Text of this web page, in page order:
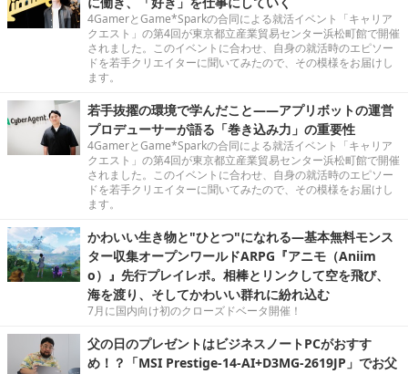
4GamerとGame*Sparkの合同による就活イベント「キャリア
クエスト」の第4回が東京都立産業貿易センター浜松町館で開催
されました。このイベントに合わせ、自身の就活時のエピソー
ドを若手クリエイターに聞いてみたので、その模様をお届けし
ます。
若手抜擢の環境で学んだこと――アプリボットの運営
プロデューサーが語る「巻き込み力」の重要性
4GamerとGame*Sparkの合同による就活イベント「キャリア
クエスト」の第4回が東京都立産業貿易センター浜松町館で開催
されました。このイベントに合わせ、自身の就活時のエピソー
ドを若手クリエイターに聞いてみたので、その模様をお届けし
ます。
かわいい生き物と"ひとつ"になれる―基本無料モンス
ター収集オープンワールドARPG『アニモ（Aniim
o）』先行プレイレポ。相棒とリンクして空を飛び、
海を渡り、そしてかわいい群れに紛れ込む
7月に国内向け初のクローズドベータ開催！
父の日のプレゼントはビジネスノートPCがおすす
め！？「MSI Prestige-14-AI+D3MG-2619JP」でお父